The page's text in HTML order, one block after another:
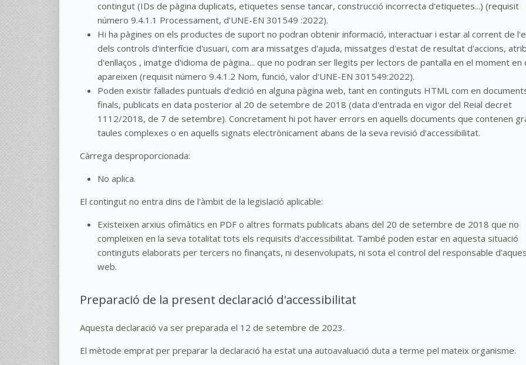
contingut (IDs de pàgina duplicats, etiquetes sense tancar, construcció incorrecta d'etiquetes...) (requisit
número 9.4.1.1 Processament, d'UNE-EN 301549 :2022).
Hi ha pàgines on els productes de suport no podran obtenir informació, interactuar i estar al corrent de
dels controls d'interfície d'usuari, com ara missatges d'ajuda, missatges d'estat de resultat d'accions,
d'enllaços , imatge d'idioma de pàgina... que no podran ser llegits per lectors de pantalla en el moment en
apareixen (requisit número 9.4.1.2 Nom, funció, valor d'UNE-EN 301549:2022).
Poden existir fallades puntuals d'edició en alguna pàgina web, tant en continguts HTML com en
finals, publicats en data posterior al 20 de setembre de 2018 (data d'entrada en vigor del Reial decret
1112/2018, de 7 de setembre). Concretament hi pot haver errors en aquells documents que contenen
taules complexes o en aquells signats electrònicament abans de la seva revisió d'accessibilitat.
Càrrega desproporcionada:
No aplica.
El contingut no entra dins de l'àmbit de la legislació aplicable:
Existeixen arxius ofimàtics en PDF o altres formats publicats abans del 20 de setembre de 2018 que no
compleixen en la seva totalitat tots els requisits d'accessibilitat. També poden estar en aquesta situació
continguts elaborats per tercers no finançats, ni desenvolupats, ni sota el control del responsable
web.
Preparació de la present declaració d'accessibilitat
Aquesta declaració va ser preparada el 12 de setembre de 2023.
El mètode emprat per preparar la declaració ha estat una autoavaluació duta a terme pel mateix organisme.